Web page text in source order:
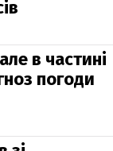
в частині
погоди